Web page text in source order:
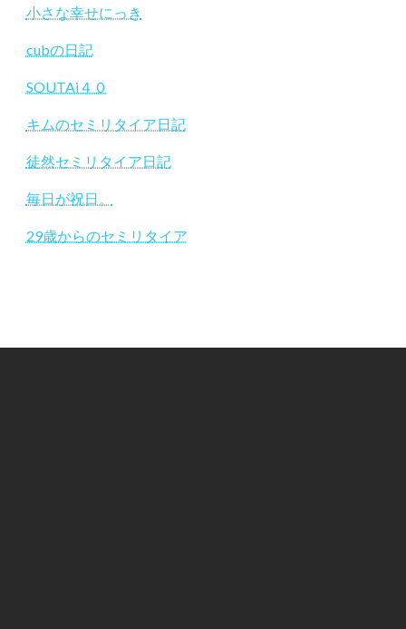
小さな幸せにっき
cubの日記
SOUTAi４０
キムのセミリタイア日記
徒然セミリタイア日記
毎日が祝日。
29歳からのセミリタイア